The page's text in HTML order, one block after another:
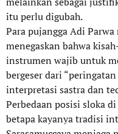
itu perlu digubah.
Para pujangga Adi
menegaskan bahwa
instrumen wajib untuk
bergeser dari
interpretasi sastra dan
Perbedaan posisi sloka
betapa kayanya tradisi